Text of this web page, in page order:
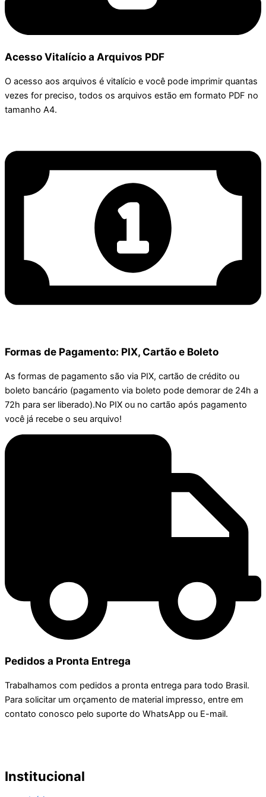
Acesso Vitalício a Arquivos PDF
O acesso aos arquivos é vitalício e você pode imprimir quantas
vezes for preciso, todos os arquivos estão em formato PDF no
tamanho A4.
Formas de Pagamento: PIX, Cartão e Boleto
As formas de pagamento são via PIX, cartão de crédito ou
boleto bancário (pagamento via boleto pode demorar de 24h a
72h para ser liberado).No PIX ou no cartão após pagamento
você já recebe o seu arquivo!
Pedidos a Pronta Entrega
Trabalhamos com pedidos a pronta entrega para todo Brasil.
Para solicitar um orçamento de material impresso, entre em
contato conosco pelo suporte do WhatsApp ou E-mail.
Institucional